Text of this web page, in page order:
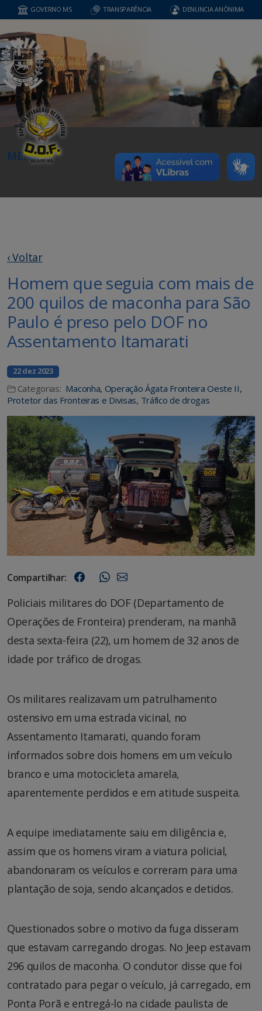
GOVERNO MS TRANSPARÊNCIA DENUNCIA ANÔNIMA
MENU
‹ Voltar
Homem que seguia com mais de
200 quilos de maconha para São
Paulo é preso pelo DOF no
Assentamento Itamarati
22 dez 2023
Categorias: Maconha, Operação Ágata Fronteira Oeste II,
Protetor das Fronteiras e Divisas, Tráfico de drogas
Compartilhar:
Policiais militares do DOF (Departamento de
Operações de Fronteira) prenderam, na manhã
desta sexta-feira (22), um homem de 32 anos de
idade por tráfico de drogas.
Os militares realizavam um patrulhamento
ostensivo em uma estrada vicinal, no
Assentamento Itamarati, quando foram
informados sobre dois homens em um veículo
branco e uma motocicleta amarela,
aparentemente perdidos e em atitude suspeita.
A equipe imediatamente saiu em diligência e,
assim que os homens viram a viatura policial,
abandonaram os veículos e correram para uma
plantação de soja, sendo alcançados e detidos.
Questionados sobre o motivo da fuga disseram
que estavam carregando drogas. No Jeep estavam
296 quilos de maconha. O condutor disse que foi
contratado para pegar o veículo, já carregado, em
Ponta Porã e entregá-lo na cidade paulista de